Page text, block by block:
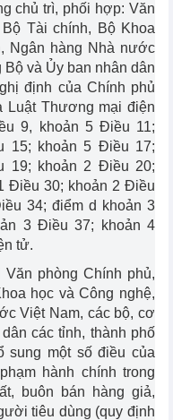
chủ trì, phối hợp: Văn
Tài chính, Bộ Khoa
Ngân hàng Nhà nước
và Ủy ban nhân dân
định của Chính phủ
Luật Thương mại điện
9, khoản 5 Điều 11;
15; khoản 5 Điều 17;
19; khoản 2 Điều 20;
Điều 30; khoản 2 Điều
34; điểm d khoản 3
3 Điều 37; khoản 4
tử.
phòng Chính phủ,
học và Công nghệ,
Việt Nam, các bộ, cơ
các tỉnh, thành phố
sung một số điều của
hành chính trong
buôn bán hàng giả,
tiêu dùng (quy định